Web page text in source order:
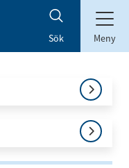
Sök Meny